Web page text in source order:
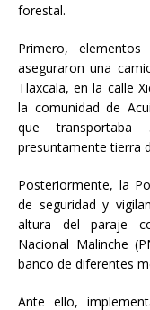
forestal.
Primero,
aseguraron una
Tlaxcala, en la calle
la comunidad de
que
presuntamente tierra
Posteriormente, la
de seguridad y
altura del paraje
Nacional Malinche
banco de diferentes
Ante ello,